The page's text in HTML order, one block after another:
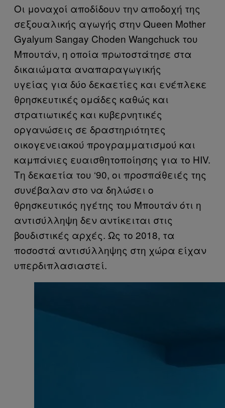
Οι μοναχοί αποδίδουν την αποδοχή της
σεξουαλικής αγωγής στην Queen Mother
Gyalyum Sangay Choden Wangchuck του
Μπουτάν, η οποία πρωτοστάτησε στα
δικαιώματα αναπαραγωγικής
υγείας για δύο δεκαετίες και ενέπλεκε
θρησκευτικές ομάδες καθώς και
στρατιωτικές και κυβερνητικές
οργανώσεις σε δραστηριότητες
οικογενειακού προγραμματισμού και
καμπάνιες ευαισθητοποίησης για το HIV.
Τη δεκαετία του ‘90, οι προσπάθειές της
συνέβαλαν στο να δηλώσει ο
θρησκευτικός ηγέτης του Μπουτάν ότι η
αντισύλληψη δεν αντίκειται στις
βουδιστικές αρχές. Ως το 2018, τα
ποσοστά αντισύλληψης στη χώρα είχαν
υπερδιπλασιαστεί.